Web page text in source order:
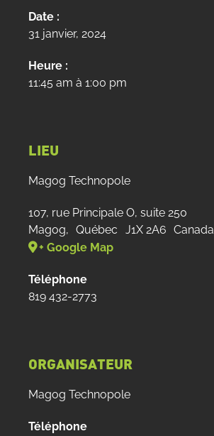
Date :
31 janvier, 2024
Heure :
11:45 am à 1:00 pm
LIEU
Magog Technopole
107, rue Principale O, suite 250
Magog, Québec J1X 2A6 Canada
+ Google Map
Téléphone
819 432-2773
ORGANISATEUR
Magog Technopole
Téléphone